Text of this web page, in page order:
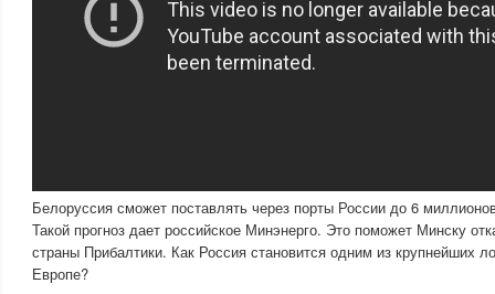
Белоруссия сможет поставлять через порты России до 6
Такой прогноз дает российское Минэнерго. Это поможет Минску
страны Прибалтики. Как Россия становится одним из крупнейших
Европе?